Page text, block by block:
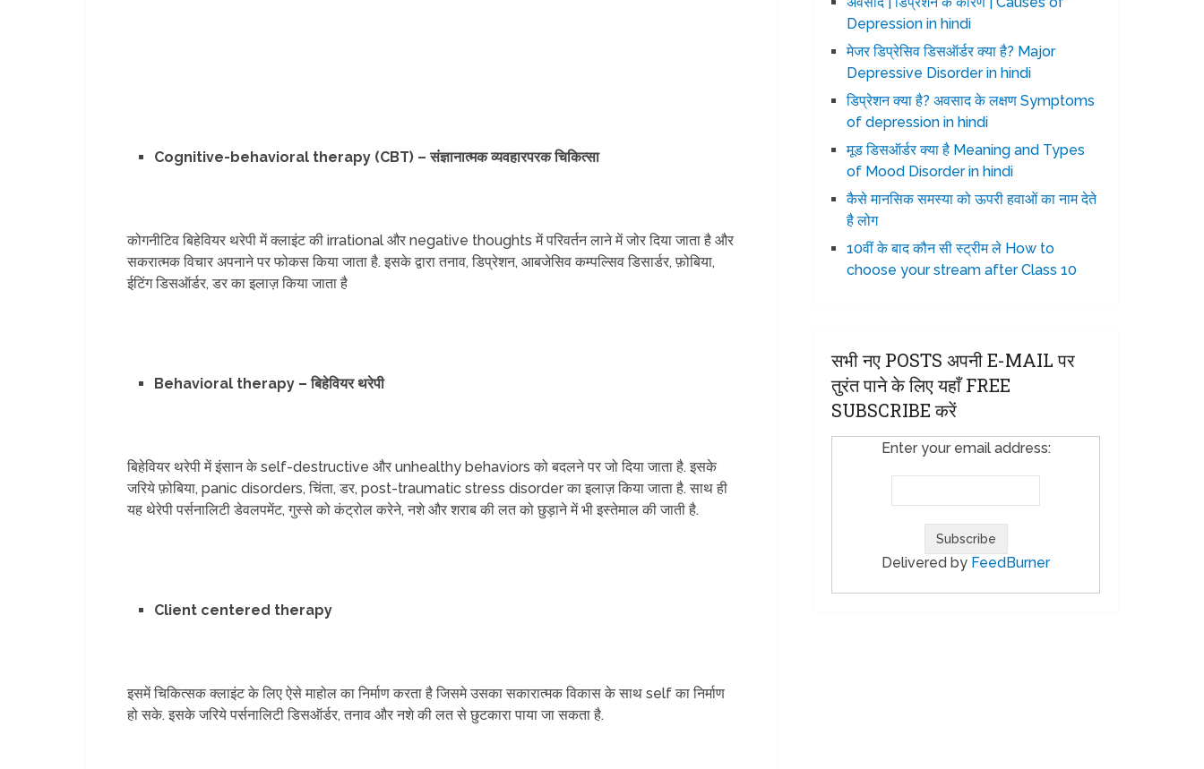
Cognitive-behavioral therapy (CBT) – संज्ञानात्मक व्यवहारपरक चिकित्सा
कोगनीटिव बिहेवियर थरेपी में क्लाइंट की irrational और negative thoughts में परिवर्तन लाने में जोर दिया जाता है और
सकरात्मक विचार अपनाने पर फोकस किया जाता है. इसके द्वारा तनाव, डिप्रेशन, आबजेसिव कम्पल्सिव डिसार्डर, फ़ोबिया,
ईटिंग डिसऑर्डर, डर का इलाज़ किया जाता है
Behavioral therapy – बिहेवियर थरेपी
बिहेवियर थरेपी में इंसान के self-destructive और unhealthy behaviors को बदलने पर जो दिया जाता है. इसके
जरिये फ़ोबिया, panic disorders, चिंता, डर, post-traumatic stress disorder का इलाज़ किया जाता है. साथ ही
यह थेरेपी पर्सनालिटी डेवलपमेंट, गुस्से को कंट्रोल करेने, नशे और शराब की लत को छुड़ाने में भी इस्तेमाल की जाती है.
Client centered therapy
इसमें चिकित्सक क्लाइंट के लिए ऐसे माहोल का निर्माण करता है जिसमे उसका सकारात्मक विकास के साथ self का निर्माण
हो सके. इसके जरिये पर्सनालिटी डिसऑर्डर, तनाव और नशे की लत से छुटकारा पाया जा सकता है.
Depression in hindi
मेजर डिप्रेसिव डिसऑर्डर क्या है? Major
Depressive Disorder in hindi
डिप्रेशन क्या है? अवसाद के लक्षण Symptoms
of depression in hindi
मूड डिसऑर्डर क्या है Meaning and Types
of Mood Disorder in hindi
कैसे मानसिक समस्या को ऊपरी हवाओं का नाम देते
है लोग
10वीं के बाद कौन सी स्ट्रीम ले How to
choose your stream after Class 10
सभी नए POSTS अपनी E-MAIL पर
तुरंत पाने के लिए यहाँ FREE
SUBSCRIBE करें
Enter your email address:
Delivered by FeedBurner